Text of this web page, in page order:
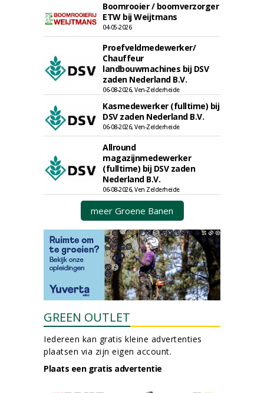
Boomrooier / boomverzorger
ETW bij Weijtmans
04-05-2026
Proefveldmedewerker/
Chauffeur
landbouwmachines bij DSV
zaden Nederland B.V.
06-08-2026, Ven-Zelderheide
Kasmedewerker (fulltime) bij
DSV zaden Nederland B.V.
06-08-2026, Ven-Zelderheide
Allround
magazijnmedewerker
(fulltime) bij DSV zaden
Nederland B.V.
06-08-2026, Ven Zelderheide
meer Groene Banen
GREEN OUTLET
Iedereen kan gratis kleine advertenties
plaatsen via zijn eigen account.
Plaats een gratis advertentie